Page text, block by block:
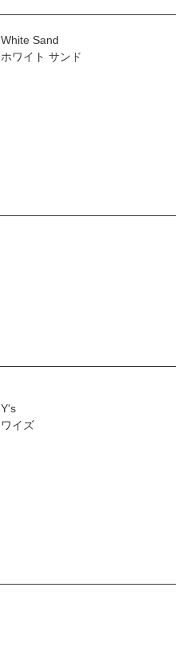
White Sand
ホワイト サンド
Y's
ワイズ